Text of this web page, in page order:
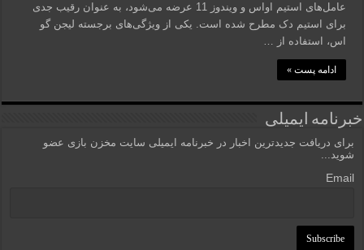
عامل‌های استیم اواس و ویندوز 11 عرضه می‌شود، به عنوان رقیب جدی
برای استیم دک مطرح شده است. یکی از ویژگی‌های برجسته لیجن گو
اس، استفاده از …
ادامه پست »
خبرنامه ایمیلی
برای دریافت جدیدترین اخبار در خبرنامه ایمیلی سایت مخزن بازی عضو
شوید...
Email